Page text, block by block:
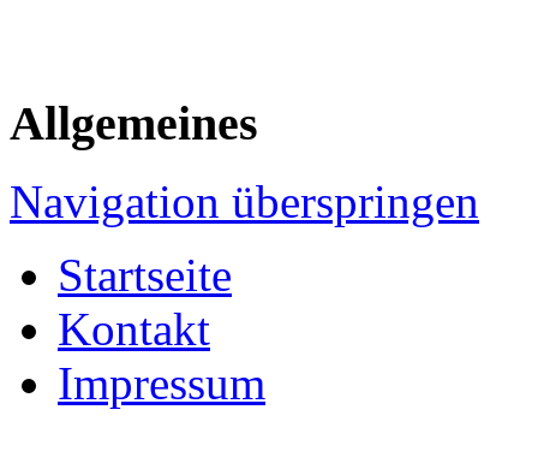
Allgemeines
Navigation überspringen
Startseite
Kontakt
Impressum